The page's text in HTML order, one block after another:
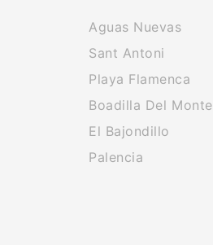
Aguas Nuevas
Sant Antoni
Playa Flamenca
Boadilla Del Monte
El Bajondillo
Palencia